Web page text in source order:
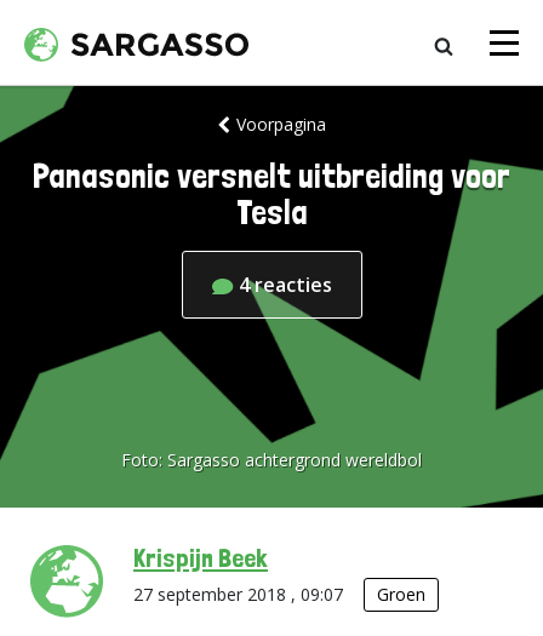
Voorpagina
Panasonic versnelt uitbreiding voor
Tesla
4reacties
Foto: Sargasso achtergrond wereldbol
Krispijn Beek
27 september 2018 , 09:07 Groen